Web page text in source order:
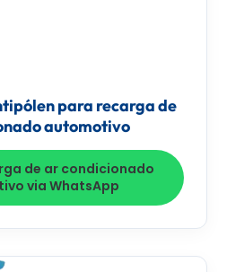
para recarga de
automotivo
de ar condicionado
via WhatsApp